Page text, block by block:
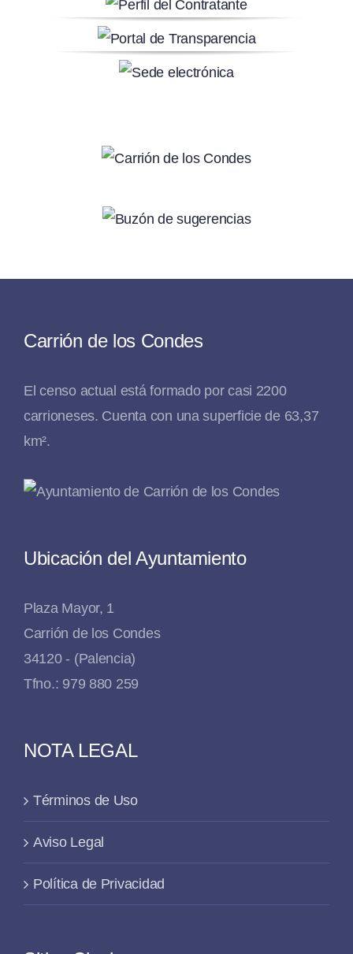
Carrión de los Condes
El censo actual está formado por casi 2200
carrioneses. Cuenta con una superficie de 63,37
km².
Ubicación del Ayuntamiento
Plaza Mayor, 1
Carrión de los Condes
34120 - (Palencia)
Tfno.: 979 880 259
NOTA LEGAL
Términos de Uso
Aviso Legal
Política de Privacidad